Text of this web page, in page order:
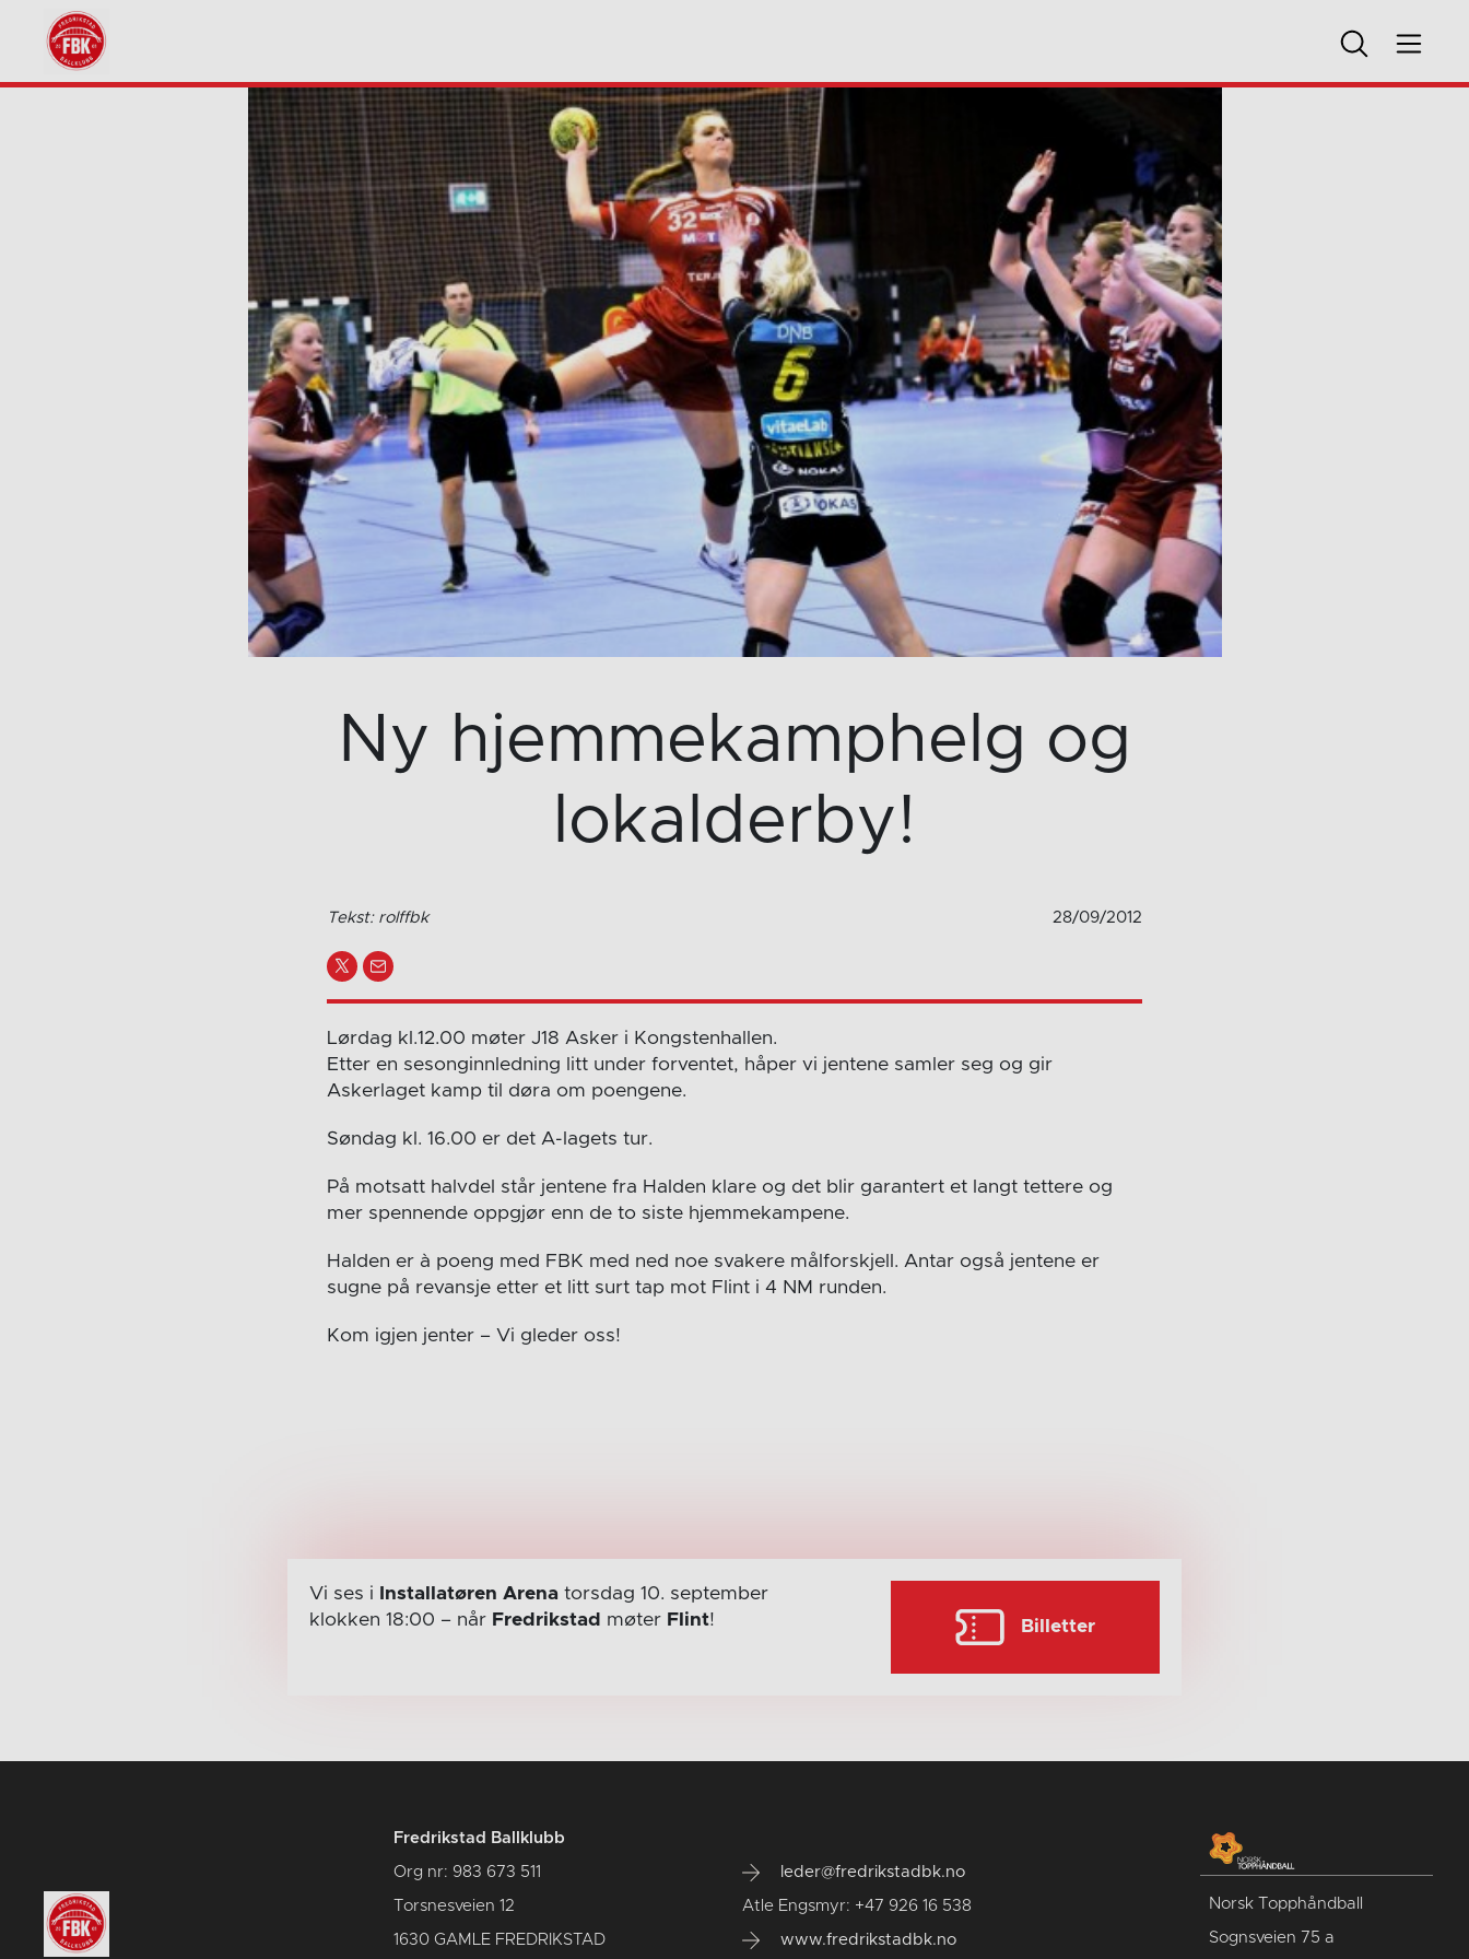
Ny hjemmekamphelg og
lokalderby!
Tekst: rolffbk 28/09/2012
Lørdag kl.12.00 møter J18 Asker i Kongstenhallen.
Etter en sesonginnledning litt under forventet, håper vi jentene samler seg og gir
Askerlaget kamp til døra om poengene.
Søndag kl. 16.00 er det A-lagets tur.
På motsatt halvdel står jentene fra Halden klare og det blir garantert et langt tettere og
mer spennende oppgjør enn de to siste hjemmekampene.
Halden er à poeng med FBK med ned noe svakere målforskjell. Antar også jentene er
sugne på revansje etter et litt surt tap mot Flint i 4 NM runden.
Kom igjen jenter – Vi gleder oss!
Vi ses i Installatøren Arenatorsdag 10. september
klokken 18:00 – når Fredrikstad møter Flint! Billetter
Fredrikstad Ballklubb
Org nr: 983 673 511
Torsnesveien 12
1630 GAMLE FREDRIKSTAD
leder@fredrikstadbk.no
Atle Engsmyr: +47 926 16 538
www.fredrikstadbk.no
Norsk Topphåndball
Sognsveien 75 a